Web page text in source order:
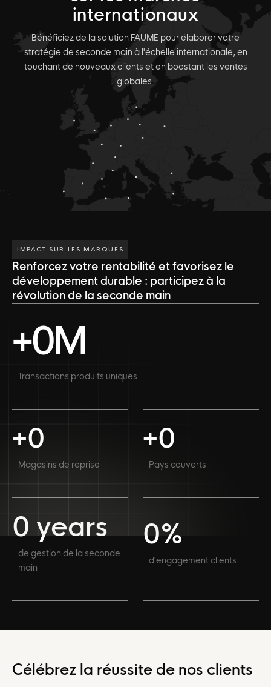
internationaux
Bénéficiez de la solution FAUME pour élaborer votre
stratégie de seconde main à l'échelle internationale, en
touchant de nouveaux clients et en boostant les ventes
globales.
IMPACT SUR LES MARQUES
Renforcez votre rentabilité et favorisez le
développement durable : participez à la
révolution de la seconde main
+0M
Transactions produits uniques
+0
Magasins de reprise
+0
Pays couverts
0 years
de gestion de la seconde
main
0%
d'engagement clients
Célébrez la réussite de nos clients